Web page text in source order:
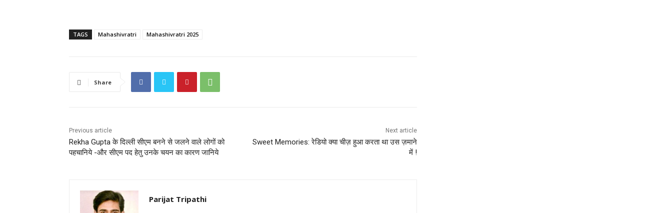
TAGS Mahashivratri Mahashivratri 2025
Share
Previous article
Rekha Gupta के दिल्ली सीएम बनने से जलने वाले लोगों को
पहचानिये -और सीएम पद हेतु उनके चयन का कारण जानिये
Next article
Sweet Memories: रेडियो क्या चीज़ हुआ करता था उस ज़माने
में !
Parijat Tripathi